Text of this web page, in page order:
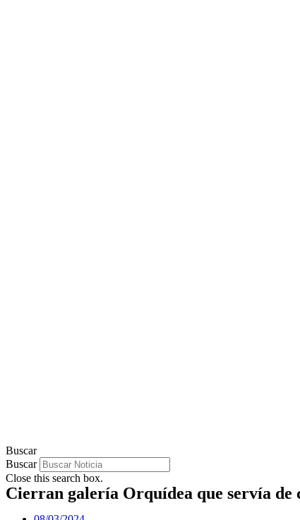
Buscar
Buscar
Close this search box.
Cierran galería Orquídea que servía de